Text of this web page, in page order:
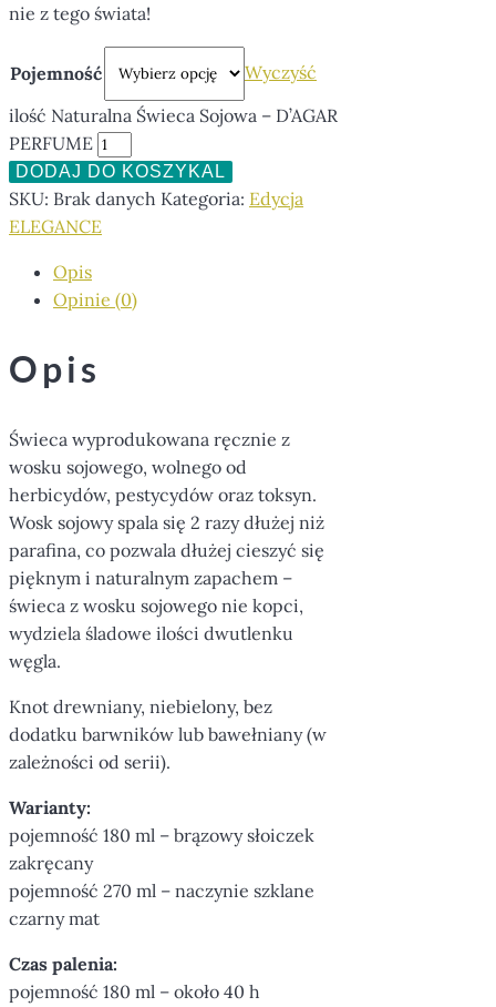
nie z tego świata!
Pojemność
Wyczyść
ilość Naturalna Świeca Sojowa – D’AGAR
PERFUME
DODAJ DO KOSZYKA
SKU: Brak danych Kategoria: Edycja
ELEGANCE
Opis
Opinie (0)
Opis
Świeca wyprodukowana ręcznie z
wosku sojowego, wolnego od
herbicydów, pestycydów oraz toksyn.
Wosk sojowy spala się 2 razy dłużej niż
parafina, co pozwala dłużej cieszyć się
pięknym i naturalnym zapachem –
świeca z wosku sojowego nie kopci,
wydziela śladowe ilości dwutlenku
węgla.
Knot drewniany, niebielony, bez
dodatku barwników lub bawełniany (w
zależności od serii).
Warianty:
pojemność 180 ml – brązowy słoiczek
zakręcany
pojemność 270 ml – naczynie szklane
czarny mat
Czas palenia:
pojemność 180 ml – około 40 h